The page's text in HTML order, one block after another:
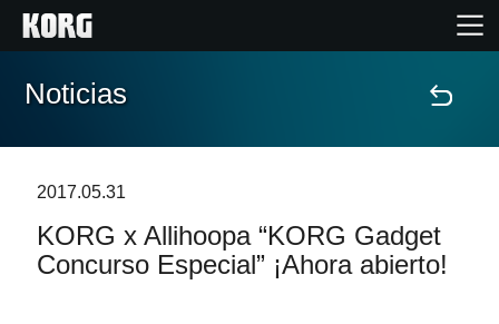
Inicio
Características
Noticias
2017.05.31
KORG x Allihoopa “KORG Gadget
Concurso Especial” ¡Ahora abierto!